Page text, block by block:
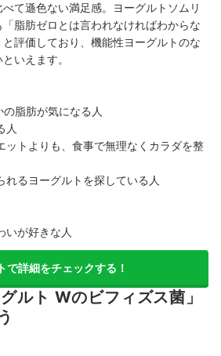
て遜色ない満足感。ヨーグルトソムリ
脂肪ゼロとは言われなければわからな
評価しており、機能性ヨーグルトのな
いえます。
脂肪が気になる人
人
ットよりも、食事で無理なくカラダを整
れるヨーグルトを探している人
いが好きな人
で詳細をチェックする！
ルト Wのビフィズス菌」